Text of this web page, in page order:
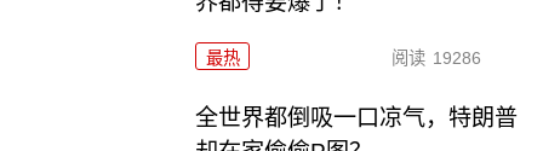
最热 阅读 19286
全世界都倒吸一口凉气，特朗普